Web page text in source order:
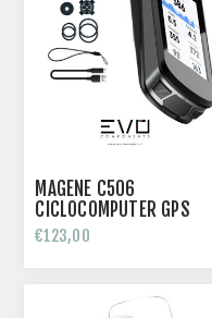
MAGENE C506
CICLOCOMPUTER GPS
SMART
€123,00